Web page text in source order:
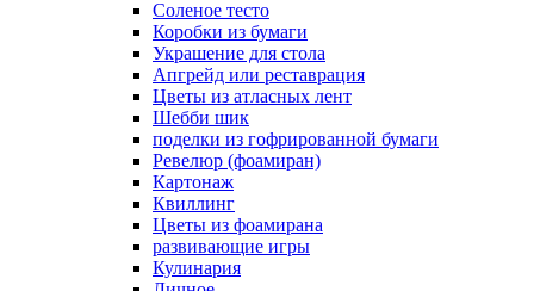
Соленое тесто
Коробки из бумаги
Украшение для стола
Апгрейд или реставрация
Цветы из атласных лент
Шебби шик
поделки из гофрированной бумаги
Ревелюр (фоамиран)
Картонаж
Квиллинг
Цветы из фоамирана
развивающие игры
Кулинария